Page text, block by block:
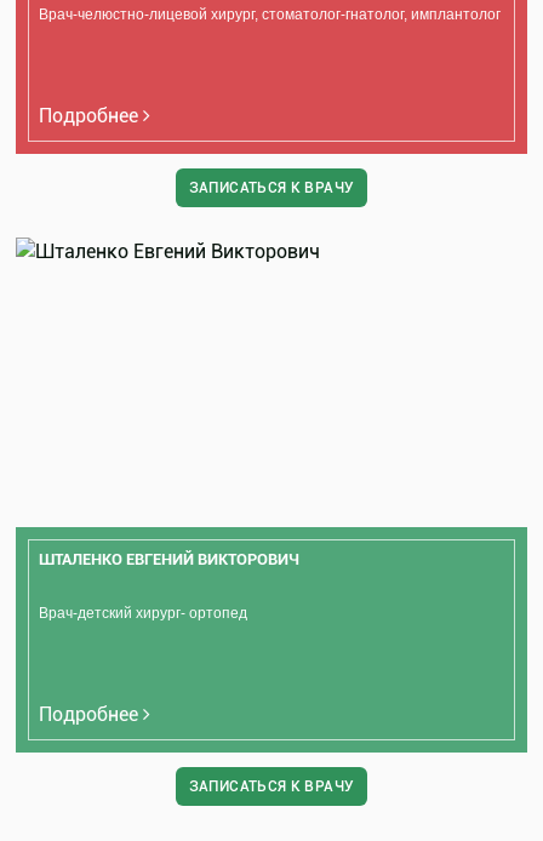
Врач-челюстно-лицевой хирург, стоматолог-гнатолог, имплантолог
Подробнее
ЗАПИСАТЬСЯ К ВРАЧУ
ШТАЛЕНКО ЕВГЕНИЙ ВИКТОРОВИЧ
Врач-детский хирург- ортопед
Подробнее
ЗАПИСАТЬСЯ К ВРАЧУ